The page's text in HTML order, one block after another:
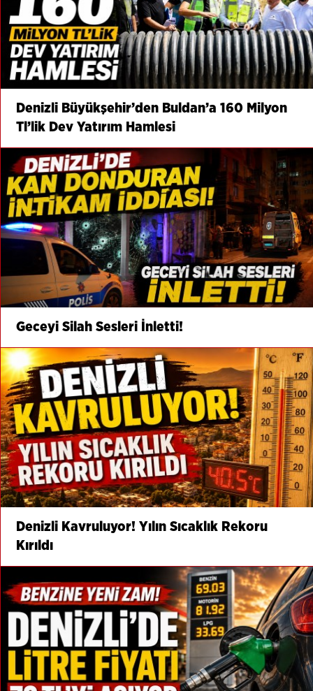
Denizli Büyükşehir’den Buldan’a 160 Milyon
Tl’lik Dev Yatırım Hamlesi
Geceyi Silah Sesleri İnletti!
Denizli Kavruluyor! Yılın Sıcaklık Rekoru
Kırıldı